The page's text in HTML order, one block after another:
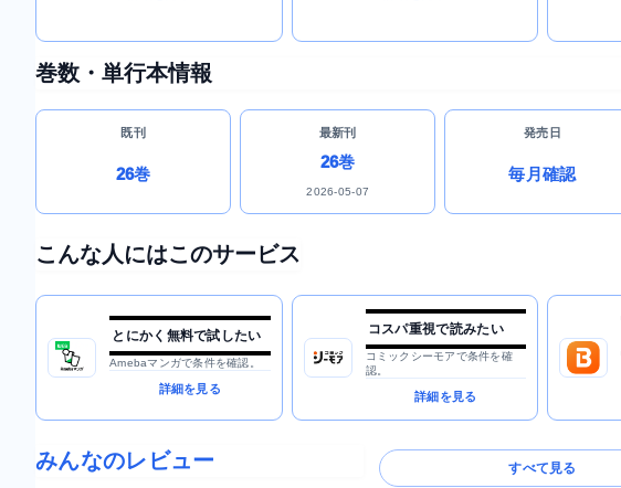
巻数・単行本情報
既刊
26巻
最新刊
26巻
2026-05-07
発売日
毎月確認
こんな人にはこのサービス
とにかく無料で試したい
Amebaマンガで条件を確認。
詳細を見る
コスパ重視で読みたい
コミックシーモアで条件を確
認。
詳細を見る
みんなのレビュー すべて見る